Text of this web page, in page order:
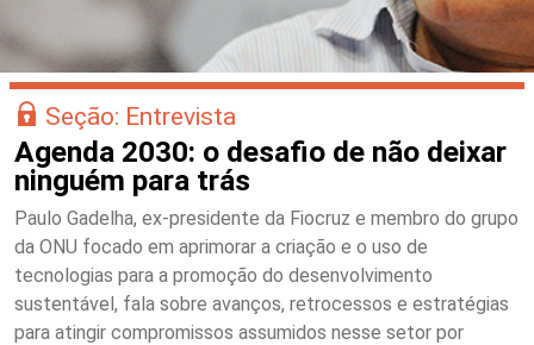
Seção: Entrevista
Agenda 2030: o desafio de não deixar
ninguém para trás
Paulo Gadelha, ex-presidente da Fiocruz e membro do grupo
da ONU focado em aprimorar a criação e o uso de
tecnologias para a promoção do desenvolvimento
sustentável, fala sobre avanços, retrocessos e estratégias
para atingir compromissos assumidos nesse setor por